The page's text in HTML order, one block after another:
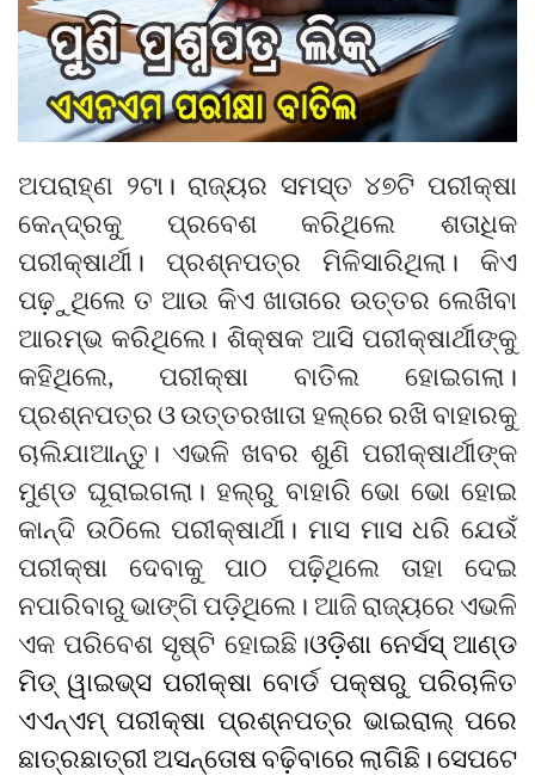
ଅପରାହ୍‌ଣ ୨ଟା। ରାଜ୍ୟର ସମସ୍ତ ୪୭ଟି ପରୀକ୍ଷା
କେନ୍ଦ୍ରକୁ ପ୍ରବେଶ କରିଥିଲେ ଶତାଧିକ
ପରୀକ୍ଷାର୍ଥୀ। ପ୍ରଶ୍ନପତ୍ର ମିଳିସାରିଥିଲା। କିଏ
ପଢ଼ୁଥିଲେ ତ ଆଉ କିଏ ଖାତାରେ ଉତ୍ତର ଲେଖିବା
ଆରମ୍ଭ କରିଥିଲେ। ଶିକ୍ଷକ ଆସି ପରୀକ୍ଷାର୍ଥୀଙ୍କୁ
କହିଥିଲେ, ପରୀକ୍ଷା ବାତିଲ ହୋଇଗଲା।
ପ୍ରଶ୍ନପତ୍ର ଓ ଉତ୍ତରଖାତା ହଲ୍‌ରେ ରଖି ବାହାରକୁ
ଚାଲିଯାଆନ୍ତୁ। ଏଭଳି ଖବର ଶୁଣି ପରୀକ୍ଷାର୍ଥୀଙ୍କ
ମୁଣ୍ଡ ଘୂରାଇଗଲା। ହଲ୍‌ରୁ ବାହାରି ଭୋ ଭୋ ହୋଇ
କାନ୍ଦି ଉଠିଲେ ପରୀକ୍ଷାର୍ଥୀ। ମାସ ମାସ ଧରି ଯେଉଁ
ପରୀକ୍ଷା ଦେବାକୁ ପାଠ ପଢ଼ିଥିଲେ ତାହା ଦେଇ
ନପାରିବାରୁ ଭାଙ୍ଗି ପଡ଼ିଥିଲେ। ଆଜି ରାଜ୍ୟରେ ଏଭଳି
ଏକ ପରିବେଶ ସୃଷ୍ଟି ହୋଇଛି।ଓଡ଼ିଶା ନେର୍ସସ୍ ଆଣ୍ଡ
ମିଡ୍ ୱାଇଭ୍‌ସ ପରୀକ୍ଷା ବୋର୍ଡ ପକ୍ଷରୁ ପରିଚାଳିତ
ଏଏନ୍‌ଏମ୍ ପରୀକ୍ଷା ପ୍ରଶ୍ନପତ୍ର ଭାଇରାଲ୍‌ ପରେ
ଛାତ୍ରଛାତ୍ରୀ ଅସନ୍ତୋଷ ବଢ଼ିବାରେ ଲାଗିଛି। ସେପଟେ